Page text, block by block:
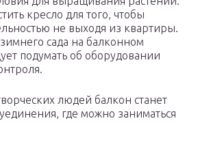
кресло для того, чтобы
не выходя из квартиры.
сада на балконном
подумать об оборудовании
людей балкон станет
где можно заниматься